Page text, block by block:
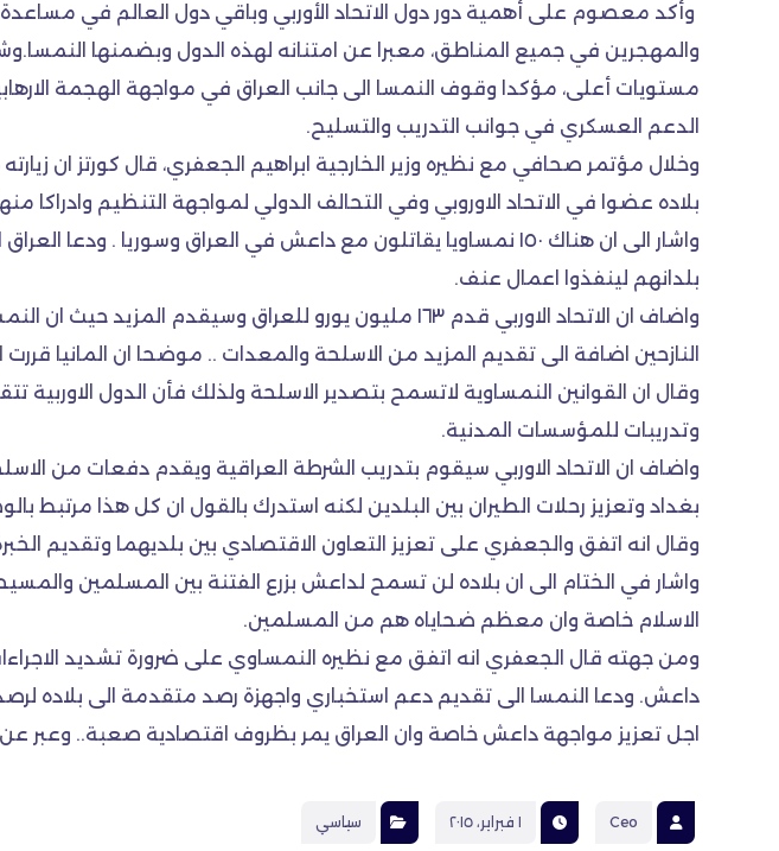
وأكد معصوم على أهمية دور دول الاتحاد الأوربي وباقي دول العالم في
والمهجرين في جميع المناطق، معبرا عن امتنانه لهذه الدول وبضمنها
مستويات أعلى، مؤكدا وقوف النمسا الى جانب العراق في مواجهة الهجمة
الدعم العسكري في جوانب التدريب والتسليح.
وخلال مؤتمر صحافي مع نظيره وزير الخارجية ابراهيم الجعفري، قال كورتز ان
بلاده عضوا في الاتحاد الاوروبي وفي التحالف الدولي لمواجهة التنظيم وادراكا
واشار الى ان هناك ١٥٠ نمساويا يقاتلون مع داعش في العراق وسوريا
بلدانهم لينفذوا اعمال عنف.
واضاف ان الاتحاد الاوربي قدم ١٦٣ مليون يورو للعراق
النازحين اضافة الى تقديم المزيد من الاسلحة والمعدات .. موضحا ان المانيا
وقال ان القوانين النمساوية لاتسمح بتصدير الاسلحة ولذلك فأن الدول
وتدريبات للمؤسسات المدنية.
واضاف ان الاتحاد الاوربي سيقوم بتدريب الشرطة العراقية ويقدم دفعات من
بغداد وتعزيز رحلات الطيران بين البلدين لكنه استدرك بالقول ان كل هذا مرتبط
وقال انه اتفق والجعفري على تعزيز التعاون الاقتصادي بين بلديهما وتقديم
واشار في الختام الى ان بلاده لن تسمح لداعش بزرع الفتنة بين المسلمين
الاسلام خاصة وان معظم ضحاياه هم من المسلمين.
ومن جهته قال الجعفري انه اتفق مع نظيره النمساوي على ضرورة تشديد
داعش. ودعا النمسا الى تقديم دعم استخباري واجهزة رصد متقدمة الى بلاده
اجل تعزيز مواجهة داعش خاصة وان العراق يمر بظروف اقتصادية صعبة.. وعبر
Ceo ١ فبراير، ٢٠١٥ سياسي